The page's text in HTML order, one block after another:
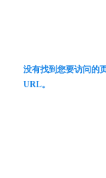
没有找到您要访问的
URL。